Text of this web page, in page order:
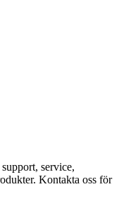
service,
Kontakta oss för